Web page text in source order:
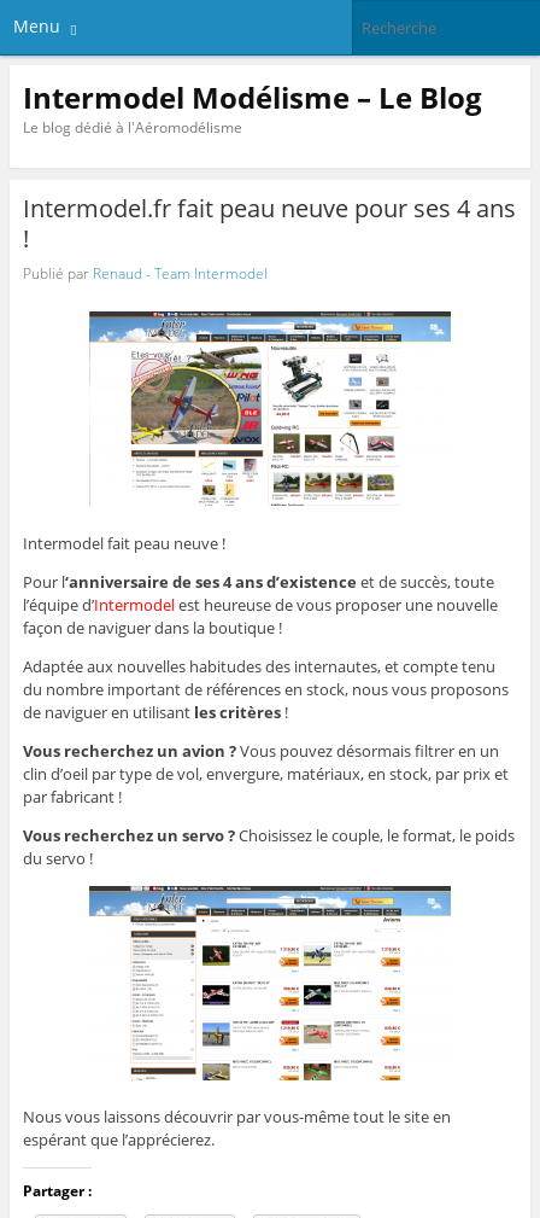
Menu
Intermodel Modélisme – Le Blog
Le blog dédié à l'Aéromodélisme
Intermodel.fr fait peau neuve pour ses 4 ans
!
Publié par Renaud - Team Intermodel
Intermodel fait peau neuve !
Pour l‘anniversaire de ses 4 ans d’existence et de succès, toute
l’équipe d’Intermodelest heureuse de vous proposer une nouvelle
façon de naviguer dans la boutique !
Adaptée aux nouvelles habitudes des internautes, et compte tenu
du nombre important de références en stock, nous vous proposons
de naviguer en utilisant les critères!
Vous recherchez un avion ?Vous pouvez désormais filtrer en un
clin d’oeil par type de vol, envergure, matériaux, en stock, par prix et
par fabricant !
Vous recherchez un servo ?Choisissez le couple, le format, le poids
du servo !
Nous vous laissons découvrir par vous-même tout le site en
espérant que l’apprécierez.
Partager :